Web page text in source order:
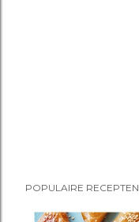
POPULAIRE RECEPTEN